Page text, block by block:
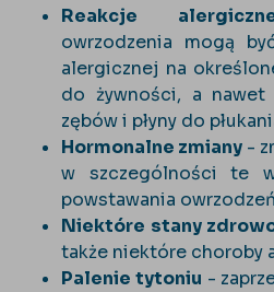
Reakcje
owrzodzenia mogą
alergicznej na
do żywności, a
zębów i płyny do
Hormonalne zmiany-
w szczególności te
powstawania
Niektóre stany
także niektóre choroby
Palenie tytoniu -